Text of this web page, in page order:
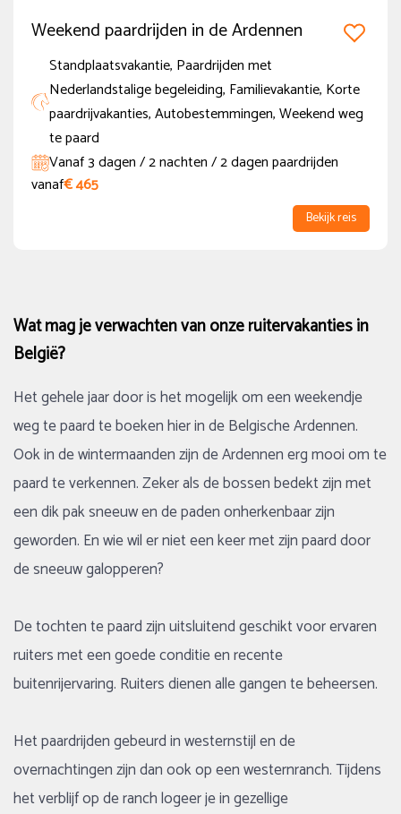
Duur
tot 6 dagen
(2)
10
11 12 13 14 15
16
17
18 19 20 21
24
25 26 27 28 29
30
31
Vakantie periode
(2)
Zomervakantie (NED regio Midden)
(2)
Herfstvakantie (NED regio Noord)
Meer tonen
Nieuwe of populaire reizen
Ruiterniveau
Gevorderde Ruiter
Weekend paardrijden in de Ardennen
Standplaatsvakantie, Paardrijden met
Nederlandstalige begeleiding, Familievakantie, Korte
paardrijvakanties, Autobestemmingen, Weekend weg
te paard
Vanaf 3 dagen / 2 nachten / 2 dagen paardrijden
vanaf€ 465
Bekijk reis
Wat mag je verwachten van onze ruitervakanties in
België?
Het gehele jaar door is het mogelijk om een weekendje
weg te paard te boeken hier in de Belgische Ardennen.
Ook in de wintermaanden zijn de Ardennen erg mooi om te
paard te verkennen. Zeker als de bossen bedekt zijn met
een dik pak sneeuw en de paden onherkenbaar zijn
geworden. En wie wil er niet een keer met zijn paard door
de sneeuw galopperen?
De tochten te paard zijn uitsluitend geschikt voor ervaren
ruiters met een goede conditie en recente
buitenrijervaring. Ruiters dienen alle gangen te beheersen.
Het paardrijden gebeurd in westernstijl en de
overnachtingen zijn dan ook op een westernranch. Tijdens
het verblijf op de ranch logeer je in gezellige